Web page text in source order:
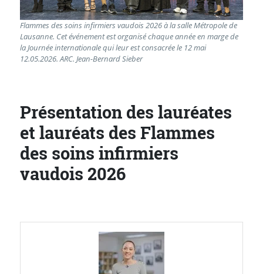
Flammes des soins infirmiers vaudois 2026 à la salle Métropole de
Lausanne. Cet événement est organisé chaque année en marge de
la Journée internationale qui leur est consacrée le 12 mai
12.05.2026. ARC. Jean-Bernard Sieber
Présentation des lauréates
et lauréats des Flammes
des soins infirmiers
vaudois 2026